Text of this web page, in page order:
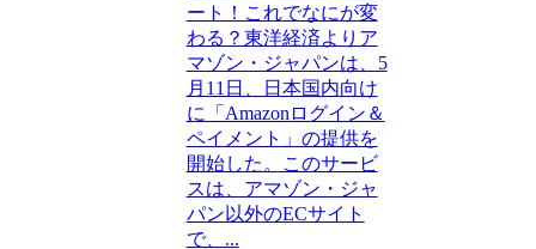
ート！これでなにが変
わる？東洋経済よりア
マゾン・ジャパンは、5
月11日、日本国内向け
に「Amazonログイン＆
ペイメント」の提供を
開始した。このサービ
スは、アマゾン・ジャ
パン以外のECサイト
で、...